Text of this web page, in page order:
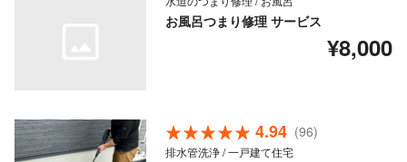
お風呂つまり修理 サービス
¥8,000
4.94 (96)
排水管洗浄 / 一戸建て住宅